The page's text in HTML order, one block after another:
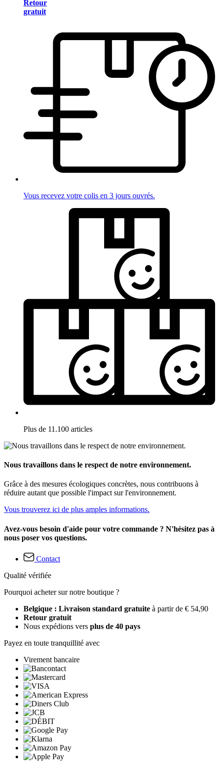
Retour
gratuit
Vous recevez votre colis en 3 jours ouvrés.
Plus de 11.100 articles
Nous travaillons dans le respect de notre environnement.
Grâce à des mesures écologiques concrètes, nous contribuons à
réduire autant que possible l'impact sur l'environnement.
Vous trouverez ici de plus amples informations.
Avez-vous besoin d'aide pour votre commande ? N'hésitez pas à
nous poser vos questions.
Contact
Qualité vérifiée
Pourquoi acheter sur notre boutique ?
Belgique : Livraison standard gratuite à partir de € 54,90
Retour gratuit
Nous expédions vers plus de 40 pays
Payez en toute tranquillité avec
Virement bancaire